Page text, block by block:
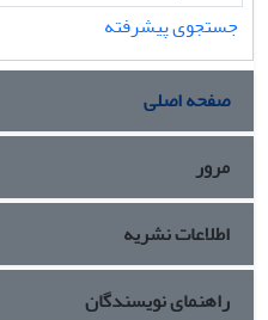
جستجوی پیشرفته
صفحه اصلی
مرور
اطلاعات نشریه
راهنمای نویسندگان